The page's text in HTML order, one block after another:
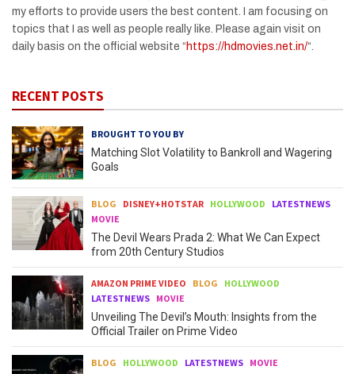
my efforts to provide users the best content. I am focusing on
topics that I as well as people really like. Please again visit on
daily basis on the official website “ https://hdmovies.net.in/“.
RECENT POSTS
BROUGHT TO YOU BY
Matching Slot Volatility to Bankroll and Wagering
Goals
BLOG DISNEY+HOTSTAR HOLLYWOOD
LATESTNEWS
MOVIE
The Devil Wears Prada 2: What We Can Expect
from 20th Century Studios
AMAZON PRIME VIDEO BLOG
HOLLYWOOD
LATESTNEWS MOVIE
Unveiling The Devil’s Mouth: Insights from the
Official Trailer on Prime Video
BLOG HOLLYWOOD LATESTNEWS MOVIE